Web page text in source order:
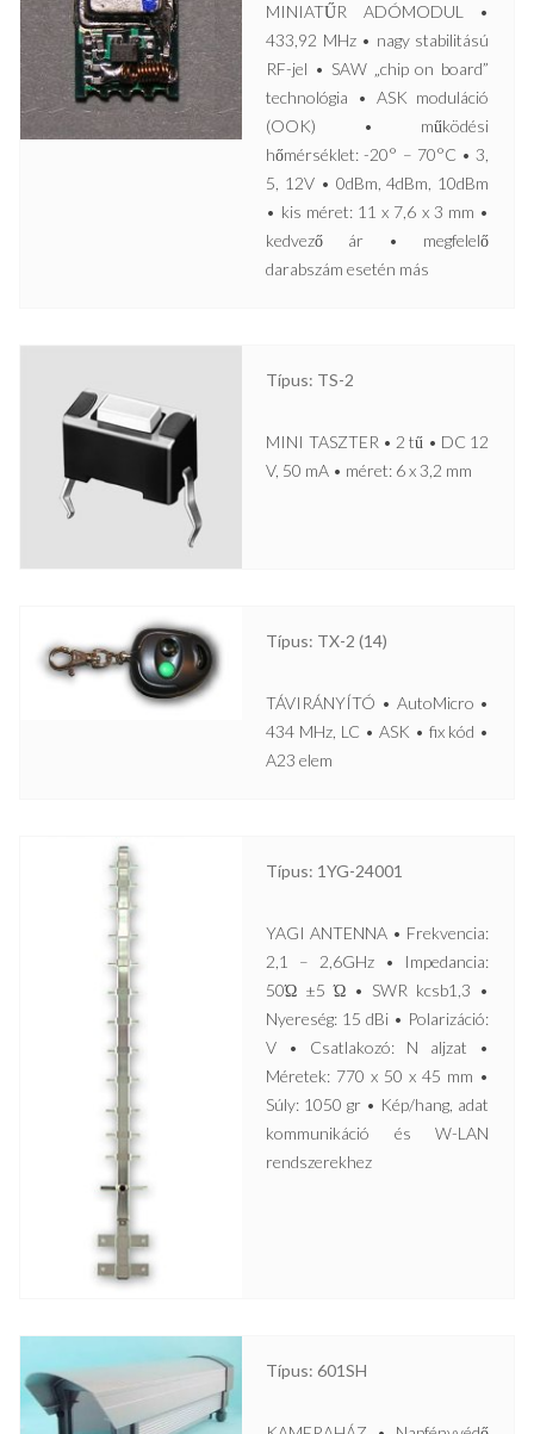
MINIATŰR ADÓMODUL •
433,92 MHz • nagy stabilitású
RF-jel • SAW „chip on board”
technológia • ASK moduláció
(OOK) • működési
hőmérséklet: -20° – 70°C • 3,
5, 12V • 0dBm, 4dBm, 10dBm
• kis méret: 11 x 7,6 x 3 mm •
kedvező ár • megfelelő
darabszám esetén más
Típus: TS-2
MINI TASZTER • 2 tű • DC 12
V, 50 mA • méret: 6 x 3,2 mm
Típus: TX-2 (14)
TÁVIRÁNYÍTÓ • AutoMicro •
434 MHz, LC • ASK • fix kód •
A23 elem
Típus: 1YG-24001
YAGI ANTENNA • Frekvencia:
2,1 – 2,6GHz • Impedancia:
50Ώ ±5 Ώ • SWR kcsb1,3 •
Nyereség: 15 dBi • Polarizáció:
V • Csatlakozó: N aljzat •
Méretek: 770 x 50 x 45 mm •
Súly: 1050 gr • Kép/hang, adat
kommunikáció és W-LAN
rendszerekhez
Típus: 601SH